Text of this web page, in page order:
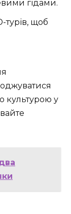
гідами.
турів, щоб
культурою у